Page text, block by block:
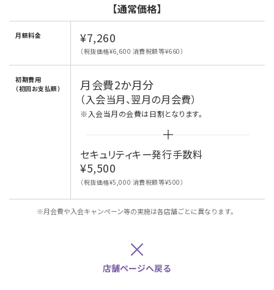
【通常価格】
月額料金 ¥7,260
（税抜価格¥6,600 消費税額等¥660）
初期費用
（初回お支払額）
月会費2か月分
（入会当月、翌月の月会費）
※入会当月の会費は日割となります。
セキュリティキー発行手数料
¥5,500
（税抜価格¥5,000 消費税額等¥500）
※月会費や入会キャンペーン等の実施は各店舗ごとに異なります。
×
店舗ページへ戻る